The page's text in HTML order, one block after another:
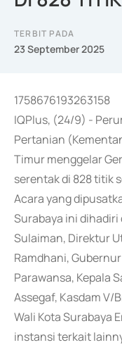
TERBIT PADA
23 September 2025
1758676193263158
IQPlus, (24/9) -
Pertanian
Timur menggelar
serentak di 828 titik
Acara yang
Surabaya ini
Sulaiman, Direktur
Ramdhani,
Parawansa, Kepala
Assegaf, Kasdam V/
Wali Kota Surabaya
instansi terkait